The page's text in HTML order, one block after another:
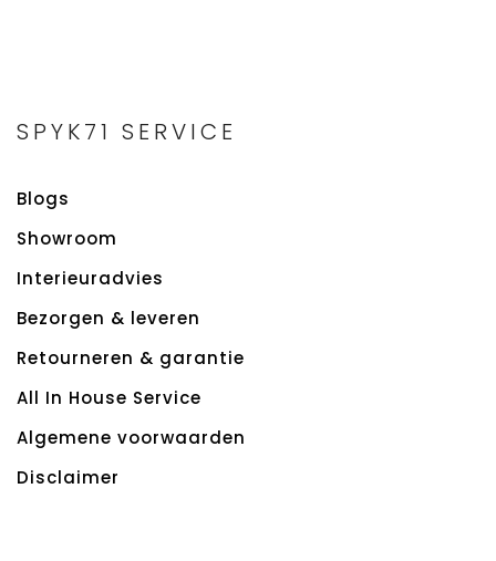
SPYK71 SERVICE
Blogs
Showroom
Interieuradvies
Bezorgen & leveren
Retourneren & garantie
All In House Service
Algemene voorwaarden
Disclaimer